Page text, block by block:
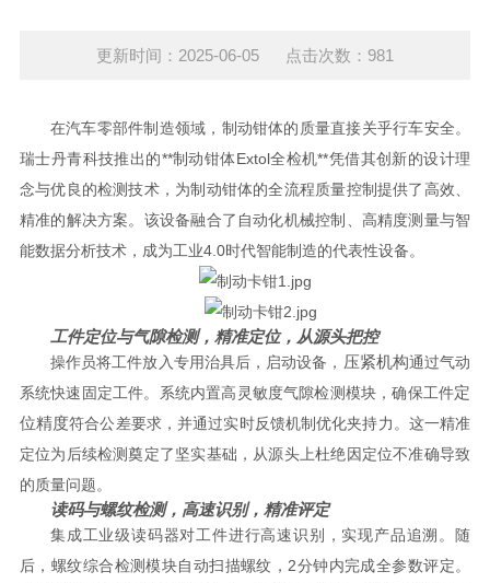
更新时间：2025-06-05 点击次数：981
在汽车零部件制造领域，制动钳体的质量直接关乎行车安全。
瑞士丹青科技推出的**制动钳体Extol全检机**凭借其创新的设计理
念与优良的检测技术，为制动钳体的全流程质量控制提供了高效、
精准的解决方案。该设备融合了自动化机械控制、高精度测量与智
能数据分析技术，成为工业4.0时代智能制造的代表性设备。
工件定位与气隙检测，精准定位，从源头把控
操作员将工件放入专用治具后，启动设备， 压紧机构通过气动
系统快速固定工件。系统内置高灵敏度气隙检测模块，确保工件定
位精度符合公差要求，并通过实时反馈机制优化夹持力。这一精准
定位为后续检测奠定了坚实基础，从源头上杜绝因定位不准确导致
的质量问题。
读码与螺纹检测，高速识别，精准评定
集成工业级读码器对工件进行高速识别，实现产品追溯。随
后，螺纹综合检测模块自动扫描螺纹，2分钟内完成全参数评定。